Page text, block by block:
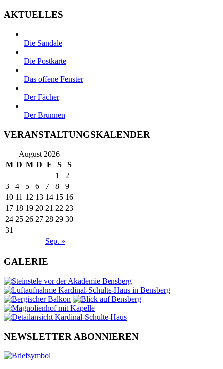
AKTUELLES
Die Sandale
Die Postkarte
Das offene Fenster
Der Fächer
Der Brunnen
VERANSTALTUNGSKALENDER
August 2026
M D M D F S S
Sep. »
1
2
3
4 5 6 7 8
9
10 11 12 13 14 15 16
17 18 19 20 21 22 23
24 25 26 27 28 29 30
31
GALERIE
NEWSLETTER ABONNIEREN